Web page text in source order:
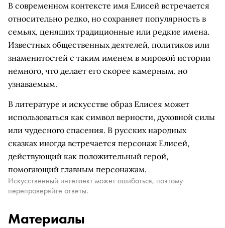
В современном контексте имя Елисей встречается
относительно редко, но сохраняет популярность в
семьях, ценящих традиционные или редкие имена.
Известных общественных деятелей, политиков или
знаменитостей с таким именем в мировой истории
немного, что делает его скорее камерным, но
узнаваемым.
В литературе и искусстве образ Елисея может
использоваться как символ верности, духовной силы
или чудесного спасения. В русских народных
сказках иногда встречается персонаж Елисей,
действующий как положительный герой,
помогающий главным персонажам.
Искусственный интеллект может ошибаться, поэтому
перепроверяйте ответы.
Материалы